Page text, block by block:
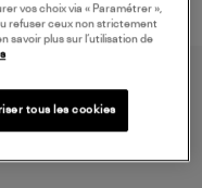
vos choix via « Paramétrer »,
refuser ceux non strictement
savoir plus sur l’utilisation de
tous les cookies